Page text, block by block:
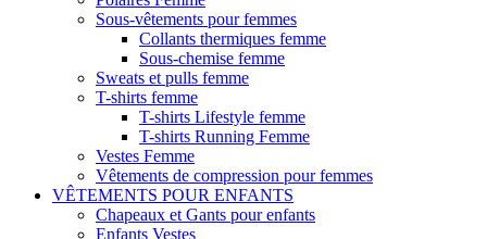
Sous-vêtements pour femmes
Collants thermiques femme
Sous-chemise femme
Sweats et pulls femme
T-shirts femme
T-shirts Lifestyle femme
T-shirts Running Femme
Vestes Femme
Vêtements de compression pour femmes
VÊTEMENTS POUR ENFANTS
Chapeaux et Gants pour enfants
Enfants Vestes